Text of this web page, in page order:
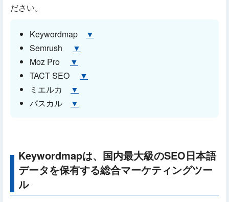
ださい。
Keywordmap
▼
Semrush
▼
Moz Pro
▼
TACT SEO
▼
ミエルカ
▼
パスカル
▼
Keywordmapは、国内最大級のSEO日本語
データを保有する総合マーケティングツー
ル